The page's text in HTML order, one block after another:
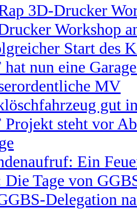
3D-Drucker
Workshop
Start des
nun eine
MV
gut
steht vor
Ein
Tage von
Delegation